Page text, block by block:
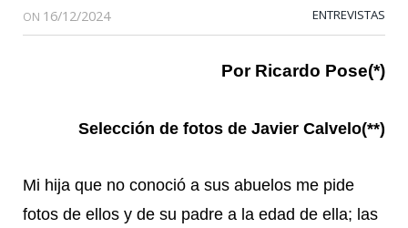
ON 16/12/2024 ENTREVISTAS
Por Ricardo Pose(*)
Selección de fotos de Javier Calvelo(**)
Mi hija que no conoció a sus abuelos me pide
fotos de ellos y de su padre a la edad de ella; las